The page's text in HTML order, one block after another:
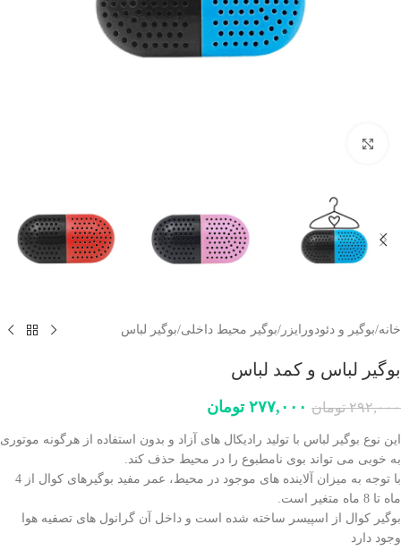
خانه/بوگیر و دئودورایزر /بوگیر محیط داخلی/بوگیر لباس
بوگیر لباس و کمد لباس
۲۹۲,۰۰۰ تومان ۲۷۷,۰۰۰ تومان
این نوع بوگیر لباس با تولید رادیکال های آزاد و بدون استفاده از هرگونه موتوری
به خوبی می تواند بوی نامطبوع را در محیط حذف کند.
با توجه به میزان آلاینده های موجود در محیط، عمر مفید بوگیرهای کوال از 4
ماه تا 8 ماه متغیر است.
بوگیر کوال از اسپیسر ساخته شده است و داخل آن گرانول های تصفیه هوا
وجود دارد